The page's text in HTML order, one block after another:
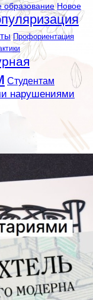
образование Новое
Профориентация
Студентам
нарушениями